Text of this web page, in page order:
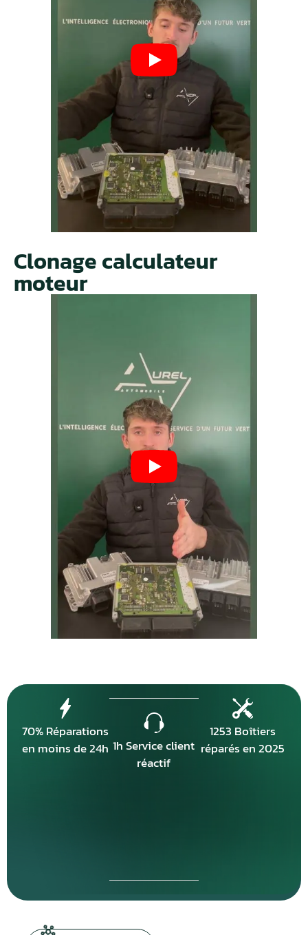
Clonage calculateur
moteur
70% Réparations
en moins de 24h 1h Service client
réactif
1253 Boîtiers
réparés en 2025